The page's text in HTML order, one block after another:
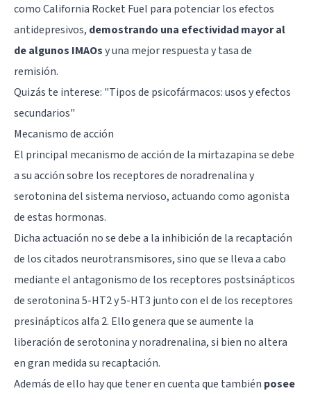
como California Rocket Fuel para potenciar los efectos
antidepresivos, demostrando una efectividad mayor al
de algunos IMAOsy una mejor respuesta y tasa de
remisión.
Quizás te interese: "Tipos de psicofármacos: usos y efectos
secundarios"
Mecanismo de acción
El principal mecanismo de acción de la mirtazapina se debe
a su acción sobre los receptores de noradrenalinay
serotoninadel sistema nervioso, actuando como agonista
de estas hormonas.
Dicha actuación no se debe a la inhibición de la recaptación
de los citados neurotransmisores, sino que se lleva a cabo
mediante el antagonismo de los receptores postsinápticos
de serotonina 5-HT2 y 5-HT3 junto con el de los receptores
presinápticos alfa 2. Ello genera que se aumente la
liberación de serotonina y noradrenalina, si bien no altera
en gran medida su recaptación.
Además de ello hay que tener en cuenta que también posee